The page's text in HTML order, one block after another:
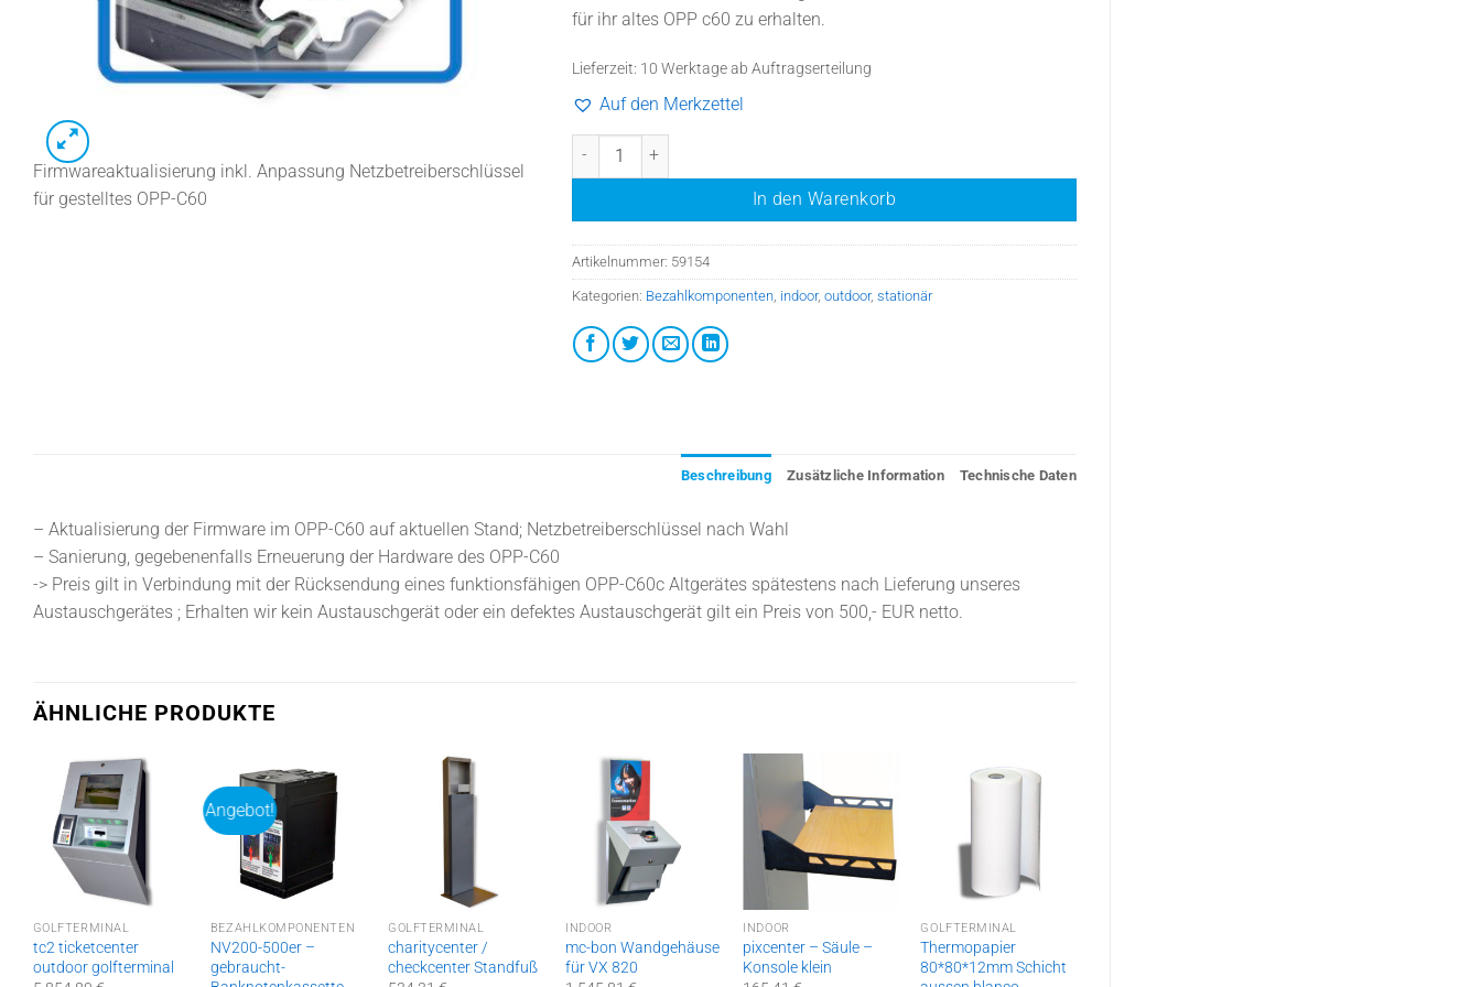
Firmwareaktualisierung inkl. Anpassung Netzbetreiberschlüssel
für gestelltes OPP-C60
für ihr altes OPP c60 zu erhalten.
Lieferzeit: 10 Werktage ab Auftragserteilung
Auf den Merkzettel
Firmwareaktualisierung + Sanierung OPP-C60c compact Menge
In den Warenkorb
Artikelnummer: 59154
Kategorien: Bezahlkomponenten, indoor, outdoor, stationär
Beschreibung Zusätzliche Information Technische Daten
– Aktualisierung der Firmware im OPP-C60 auf aktuellen Stand; Netzbetreiberschlüssel nach Wahl
– Sanierung, gegebenenfalls Erneuerung der Hardware des OPP-C60
-> Preis gilt in Verbindung mit der Rücksendung eines funktionsfähigen OPP-C60c Altgerätes spätestens nach Lieferung unseres
Austauschgerätes ; Erhalten wir kein Austauschgerät oder ein defektes Austauschgerät gilt ein Preis von 500,- EUR netto.
ÄHNLICHE PRODUKTE
GOLFTERMINAL
tc2 ticketcenter
outdoor golfterminal
Angebot!
BEZAHLKOMPONENTEN
NV200-500er –
gebraucht-
GOLFTERMINAL
charitycenter /
checkcenter Standfuß
INDOOR
mc-bon Wandgehäuse
für VX 820
INDOOR
pixcenter – Säule –
Konsole klein
GOLFTERMINAL
Thermopapier
80*80*12mm Schicht